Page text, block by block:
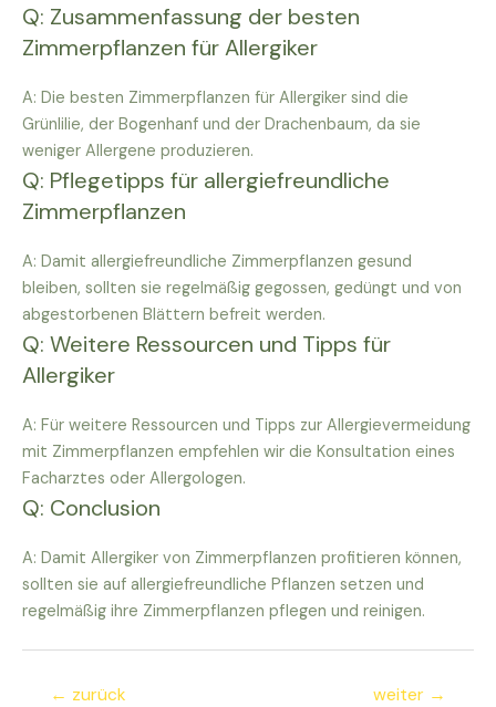
Q: Zusammenfassung der besten
Zimmerpflanzen für Allergiker
A: Die besten Zimmerpflanzen für Allergiker sind die
Grünlilie, der Bogenhanf und der Drachenbaum, da sie
weniger Allergene produzieren.
Q: Pflegetipps für allergiefreundliche
Zimmerpflanzen
A: Damit allergiefreundliche Zimmerpflanzen gesund
bleiben, sollten sie regelmäßig gegossen, gedüngt und von
abgestorbenen Blättern befreit werden.
Q: Weitere Ressourcen und Tipps für
Allergiker
A: Für weitere Ressourcen und Tipps zur Allergievermeidung
mit Zimmerpflanzen empfehlen wir die Konsultation eines
Facharztes oder Allergologen.
Q: Conclusion
A: Damit Allergiker von Zimmerpflanzen profitieren können,
sollten sie auf allergiefreundliche Pflanzen setzen und
regelmäßig ihre Zimmerpflanzen pflegen und reinigen.
Beitragsnavigation
← zurück weiter →